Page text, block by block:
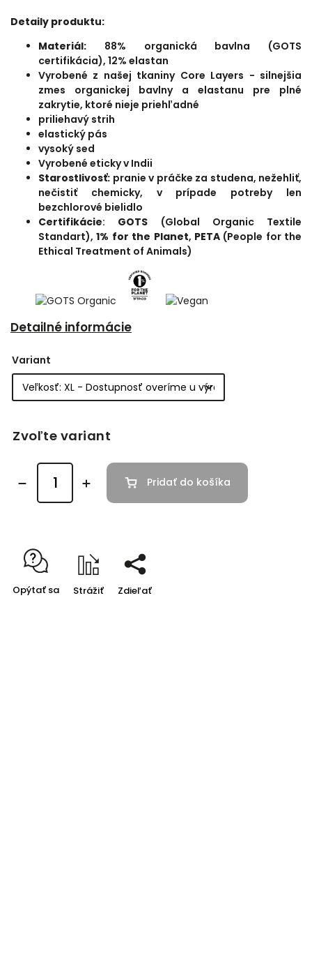
Detaily produktu:
Materiál: 88% organická bavlna (GOTS
certifikácia), 12% elastan
Vyrobené z našej tkaniny Core Layers - silnejšia
zmes organickej bavlny a elastanu pre plné
zakrytie, ktoré nieje priehľadné
priliehavý strih
elastický pás
vysoký sed
Vyrobené eticky v Indii
Starostlivosť: pranie v práčke za studena, nežehliť,
nečistiť chemicky, v prípade potreby len
bezchlorové bielidlo
Certifikácie: GOTS (Global Organic Textile
Standart),1% for the Planet, PETA(People for the
Ethical Treatment of Animals)
Detailné informácie
Variant
Zvoľte variant
Pridať do košíka
Opýtať sa Strážiť Zdieľať